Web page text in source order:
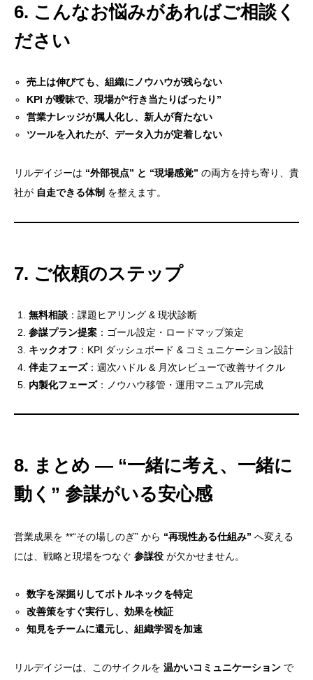
6. こんなお悩みがあればご相談く
ださい
売上は伸びても、組織にノウハウが残らない
KPI が曖昧で、現場が“行き当たりばったり”
営業ナレッジが属人化し、新人が育たない
ツールを入れたが、データ入力が定着しない
リルデイジーは “外部視点” と “現場感覚” の両方を持ち寄り、貴
社が 自走できる体制 を整えます。
7. ご依頼のステップ
無料相談 ：課題ヒアリング & 現状診断
参謀プラン提案 ：ゴール設定・ロードマップ策定
キックオフ ：KPI ダッシュボード & コミュニケーション設計
伴走フェーズ：週次ハドル & 月次レビューで改善サイクル
内製化フェーズ：ノウハウ移管・運用マニュアル完成
8. まとめ ― “一緒に考え、一緒に
動く” 参謀がいる安心感
営業成果を **“その場しのぎ” から “再現性ある仕組み” へ変える
には、戦略と現場をつなぐ 参謀役 が欠かせません。
数字を深掘りしてボトルネックを特定
改善策をすぐ実行し、効果を検証
知見をチームに還元し、組織学習を加速
リルデイジーは、このサイクルを 温かいコミュニケーション で
ルデイジーの伴走型サポート ―
3. “営業参謀” サポート 5 つの柱
4. 定期コミュニケーションの流れ
5. 導入企業さまの “参謀効果”
8. まとめ ― “一緒に考え、一緒に動く” 参謀がいる